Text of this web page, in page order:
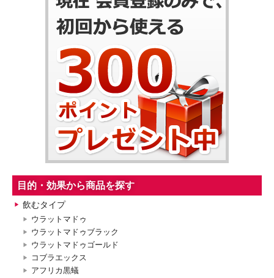
目的・効果から商品を探す
飲むタイプ
ウラットマドゥ
ウラットマドゥブラック
ウラットマドゥゴールド
コブラエックス
アフリカ黒蟻